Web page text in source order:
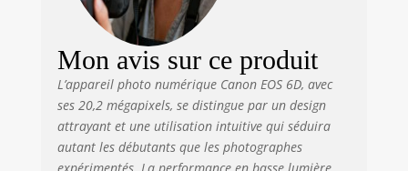
Mon avis sur ce produit
L’appareil photo numérique Canon EOS 6D, avec
ses 20,2 mégapixels, se distingue par un design
attrayant et une utilisation intuitive qui séduira
autant les débutants que les photographes